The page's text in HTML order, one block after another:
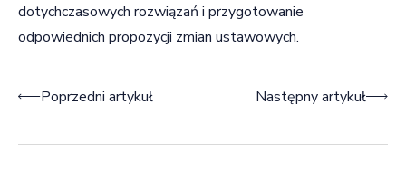
dotychczasowych rozwiązań i przygotowanie
odpowiednich propozycji zmian ustawowych.
Nawigacja wpisu
Poprzedni artykuł Następny artykuł